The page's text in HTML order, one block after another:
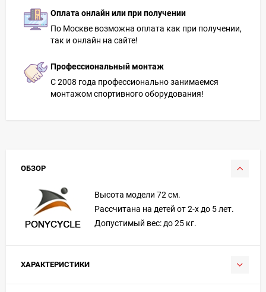
Оплата онлайн или при получении
По Москве возможна оплата как при получении,
так и онлайн на сайте!
Профессиональный монтаж
С 2008 года профессионально занимаемся
монтажом спортивного оборудования!
ОБЗОР
Высота модели 72 см.
Рассчитана на детей от 2-х до 5 лет.
Допустимый вес: до 25 кг.
ХАРАКТЕРИСТИКИ